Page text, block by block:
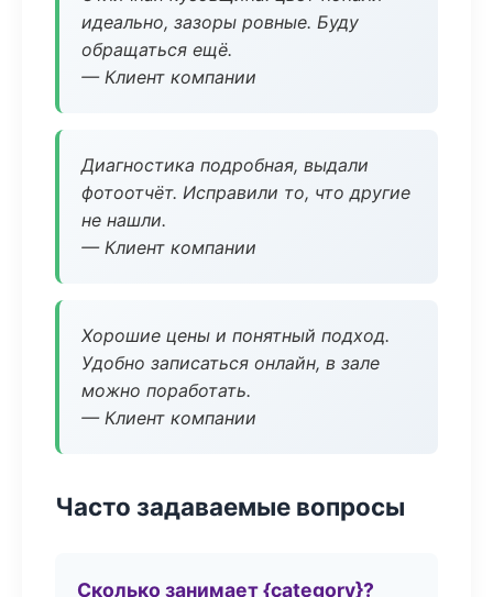
идеально, зазоры ровные. Буду
обращаться ещё.
— Клиент компании
Диагностика подробная, выдали
фотоотчёт. Исправили то, что другие
не нашли.
— Клиент компании
Хорошие цены и понятный подход.
Удобно записаться онлайн, в зале
можно поработать.
— Клиент компании
Часто задаваемые вопросы
Сколько занимает {category}?